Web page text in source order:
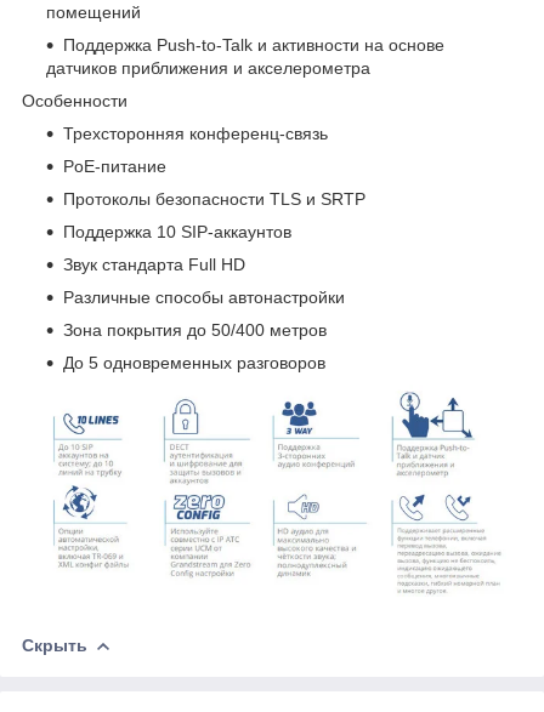
помещений
Поддержка Push-to-Talk и активности на основе
датчиков приближения и акселерометра
Особенности
Трехсторонняя конференц-связь
PoE-питание
Протоколы безопасности TLS и SRTP
Поддержка 10 SIP-аккаунтов
Звук стандарта Full HD
Различные способы автонастройки
Зона покрытия до 50/400 метров
До 5 одновременных разговоров
Скрыть